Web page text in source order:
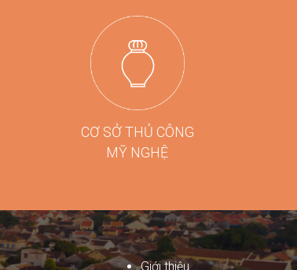
CƠ SỞ THỦ CÔNG
MỸ NGHỆ
Giới thiệu